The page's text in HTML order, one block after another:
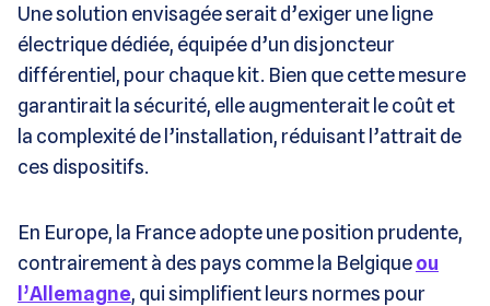
Une solution envisagée serait d’exiger une ligne
électrique dédiée, équipée d’un disjoncteur
différentiel, pour chaque kit. Bien que cette mesure
garantirait la sécurité, elle augmenterait le coût et
la complexité de l’installation, réduisant l’attrait de
ces dispositifs​.
En Europe, la France adopte une position prudente,
contrairement à des pays comme la Belgiqueou
l’Allemagne, qui simplifient leurs normes pour